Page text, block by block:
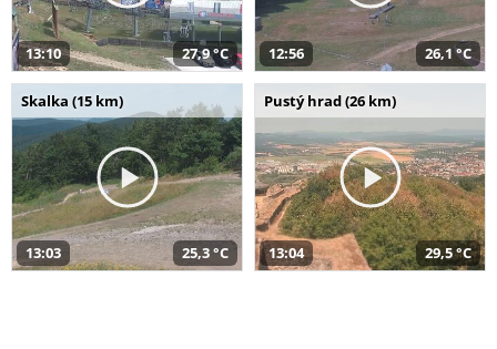
13:10 27,9 °C 12:56 26,1 °C
Skalka (15 km)
13:03 25,3 °C
Pustý hrad (26 km)
13:04 29,5 °C